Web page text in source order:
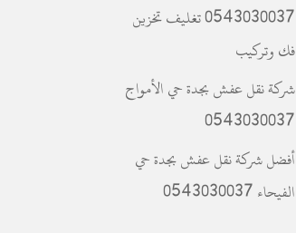
0543030037 تغليف تخزين
فك وتركيب
شركة نقل عفش بجدة حي الأمواج
0543030037
أفضل شركة نقل عفش بجدة حي
الفيحاء 0543030037